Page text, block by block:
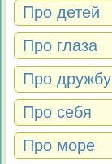
Про детей
Про глаза
Про дружбу
Про себя
Про море